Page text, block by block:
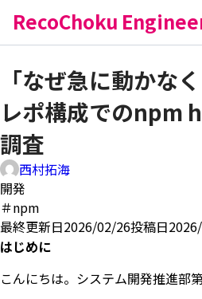
RecoChoku
「なぜ急に動かな
レポ構成でのnpm
調査
西村拓海
開発
＃npm
最終更新日2026/02/26投稿日
はじめに
こんにちは。システム開発推進部